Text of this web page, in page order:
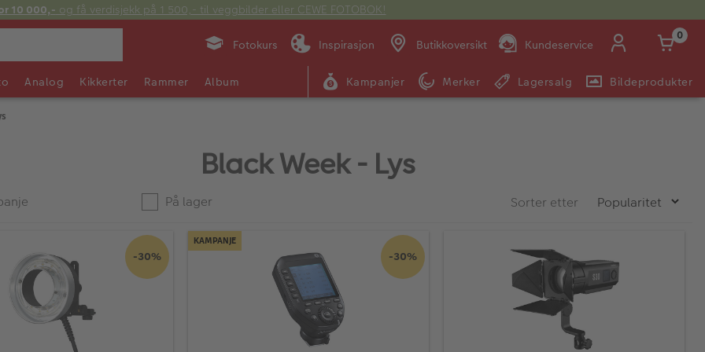
10 000,- og få verdisjekk på 1 500,- til veggbilder eller CEWE FOTOBOK!
Fotokurs Inspirasjon Butikkoversikt Kundeservice
Man -
09:00 -
14:00 -
E-post:
0
Analog Kikkerter Rammer Album Kampanjer Merker Lagersalg Bildeprodukter
Black Week - Lys
På lager Sorter etter
-30%
KAMPANJE
-30%